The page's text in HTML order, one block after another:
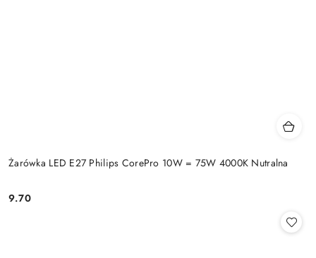
Żarówka LED E27 Philips CorePro 10W = 75W 4000K Nutralna
Cena:
9.70